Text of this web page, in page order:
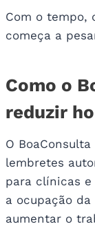
Com o tempo,
começa a
Como o
reduzir
O
lembretes
para clínicas
a ocupação
aumentar o